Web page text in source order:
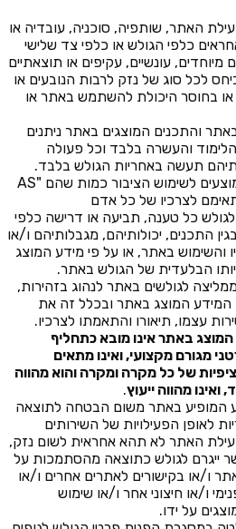
האתר, שותפיה, סוכניה, עובדיה או
כלפי הגולש או כלפי צד שלישי
מיוחדים, עונשיים, עקיפים או תוצאתיים
לכל סוג של נזק לרבות הנובעים או
או בחוסר היכולת להשתמש באתר או
והתכנים המוצגים באתר ניתנים
והעשרה בלבד וכל פעולה
תעשה באחריות הגולש בלבד.
התכנים באתר מוצעים לשימוש הציבור כמות שהם "AS
כל טענה, תביעה או דרישה כלפי
התכנים, יכולותיהם, מגבלותיהם ו/או
והשימוש באתר, או על פי מידע המוצג
הבלעדית של הגולש באתר.
לגולשים באתר לנהוג בזהירות,
המידע המוצג באתר ובכלל זה את
עצמו, תיאורו והתאמתו לצרכיו.
המוצג באתר אינו מובא כתחליף
מגורם מקצועי, ואינו מתאים
של כל מקרה ומקרה והוא מהווה
מהווה ייעוץ.
המופיע באתר משום הבטחה לתוצאה
לאופן הפעילויות של השירותים
האתר לא תהא אחראית לשום נזק,
ייגרם לגולש כתוצאה מהסתמכות על
ו/או בקישורים לאתרים אחרים ו/או
ו/או חיצוני אחר ו/או שימוש
על ידו.